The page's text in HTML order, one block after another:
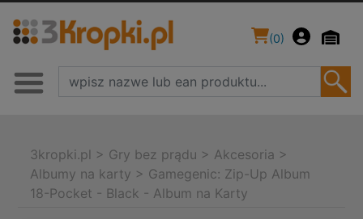
(0)
3kropki.pl > Gry bez prądu > Akcesoria >
Albumy na karty > Gamegenic: Zip-Up Album
18-Pocket - Black - Album na Karty